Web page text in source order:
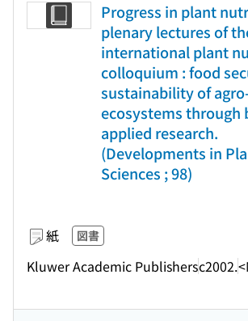
Progress in plant
plenary lectures of
international plant
colloquium : food
sustainability of
ecosystems through
applied research.
(Developments in
Sciences ; 98)
紙 図書
Kluwer Academic Publishersc2002.